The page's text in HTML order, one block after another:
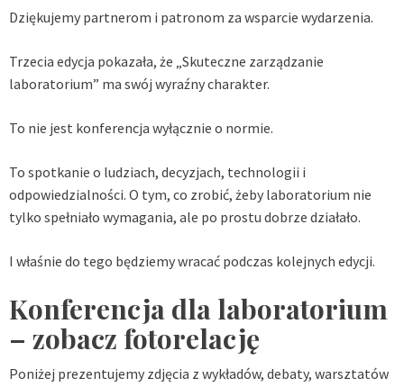
Dziękujemy partnerom i patronom za wsparcie wydarzenia.
Trzecia edycja pokazała, że „Skuteczne zarządzanie
laboratorium” ma swój wyraźny charakter.
To nie jest konferencja wyłącznie o normie.
To spotkanie o ludziach, decyzjach, technologii i
odpowiedzialności. O tym, co zrobić, żeby laboratorium nie
tylko spełniało wymagania, ale po prostu dobrze działało.
I właśnie do tego będziemy wracać podczas kolejnych edycji.
Konferencja dla laboratorium
– zobacz fotorelację
Poniżej prezentujemy zdjęcia z wykładów, debaty, warsztatów